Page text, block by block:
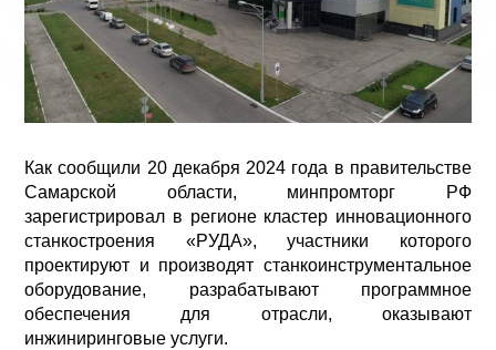
Как сообщили 20 декабря 2024 года в правительстве
Самарской области, минпромторг РФ
зарегистрировал в регионе кластер инновационного
станкостроения «РУДА», участники которого
проектируют и производят станкоинструментальное
оборудование, разрабатывают программное
обеспечения для отрасли, оказывают
инжиниринговые услуги.